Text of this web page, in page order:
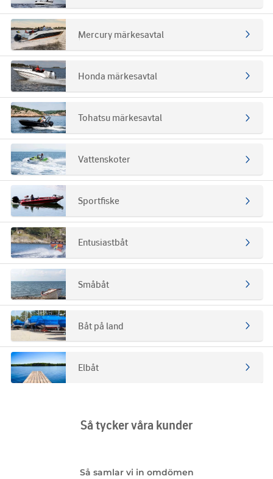
Mercury märkesavtal
Honda märkesavtal
Tohatsu märkesavtal
Vattenskoter
Sportfiske
Entusiastbåt
Småbåt
Båt på land
Elbåt
Så tycker våra kunder
Så samlar vi in omdömen